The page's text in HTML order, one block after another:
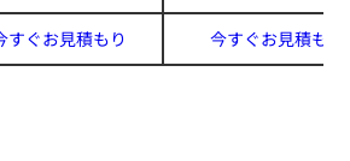
すぐお見積もり 今すぐお見積もり